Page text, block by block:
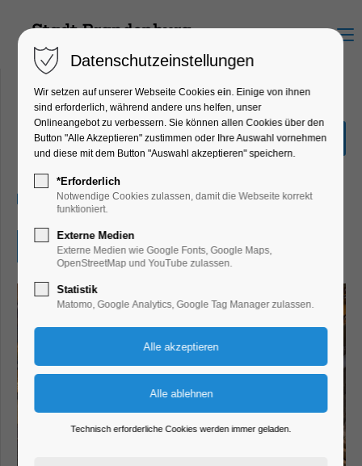
Menu
Mittagsklang im Dom
Konzert, Musik
20.07.2026, 13:30
Eintritt frei
Datenschutzeinstellungen
Wir setzen auf unserer Webseite Cookies ein. Einige von ihnen
sind erforderlich, während andere uns helfen, unser
Onlineangebot zu verbessern. Sie können allen Cookies über den
Button "Alle Akzeptieren" zustimmen oder Ihre Auswahl vornehmen
und diese mit dem Button "Auswahl akzeptieren" speichern.
*Erforderlich
Notwendige Cookies zulassen, damit die Webseite korrekt
funktioniert.
Externe Medien
Externe Medien wie Google Fonts, Google Maps,
OpenStreetMap und YouTube zulassen.
Statistik
Matomo, Google Analytics, Google Tag Manager zulassen.
Technisch erforderliche Cookies werden immer geladen.